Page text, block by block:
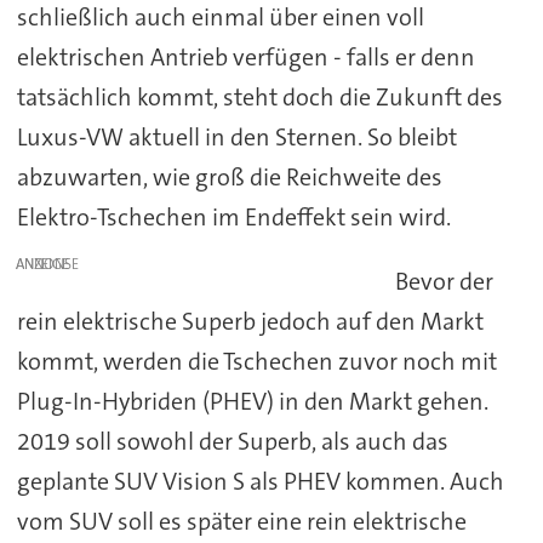
schließlich auch einmal über einen voll
elektrischen Antrieb verfügen - falls er denn
tatsächlich kommt, steht doch die Zukunft des
Luxus-VW aktuell in den Sternen. So bleibt
abzuwarten, wie groß die Reichweite des
Elektro-Tschechen im Endeffekt sein wird.
ANZEIGE
Bevor der
rein elektrische Superb jedoch auf den Markt
kommt, werden die Tschechen zuvor noch mit
Plug-In-Hybriden (PHEV) in den Markt gehen.
2019 soll sowohl der Superb, als auch das
geplante SUV Vision S als PHEV kommen. Auch
vom SUV soll es später eine rein elektrische